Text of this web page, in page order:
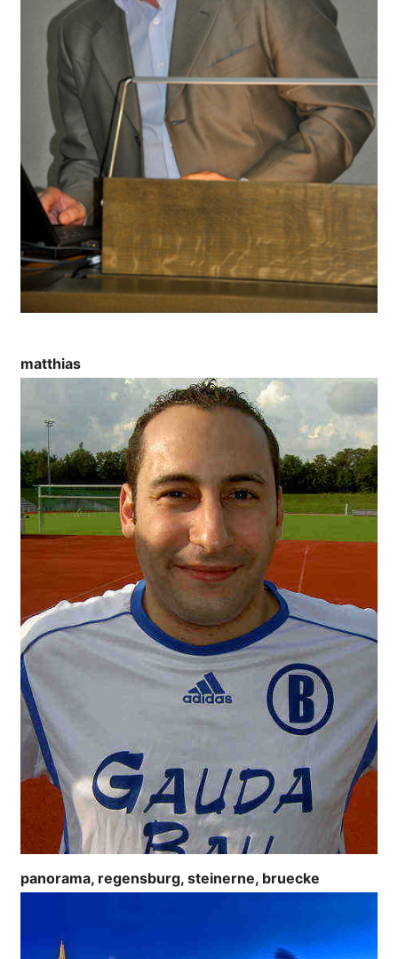
matthias
panorama, regensburg, steinerne, bruecke